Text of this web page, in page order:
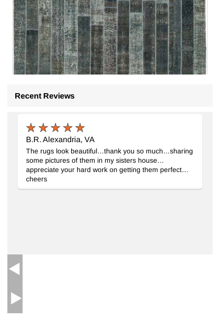
240 cm x 307 cm
45.265
TL
Recent Reviews
B.R. Alexandria, VA
The rugs look beautiful…thank you so much…sharing
some pictures of them in my sisters house…
appreciate your hard work on getting them perfect…
cheers